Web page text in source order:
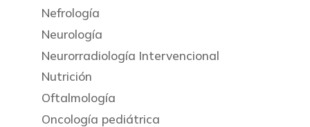
Nefrología
Neurología
Neurorradiología Intervencional
Nutrición
Oftalmología
Oncología pediátrica